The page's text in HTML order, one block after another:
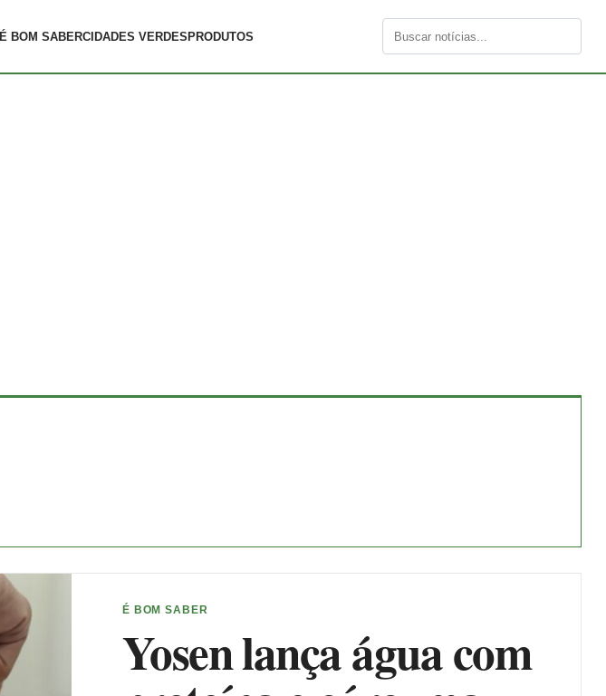
É BOM SABERCIDADES VERDES PRODUTOS
Buscar
É BOM SABER
Yosen lança água com